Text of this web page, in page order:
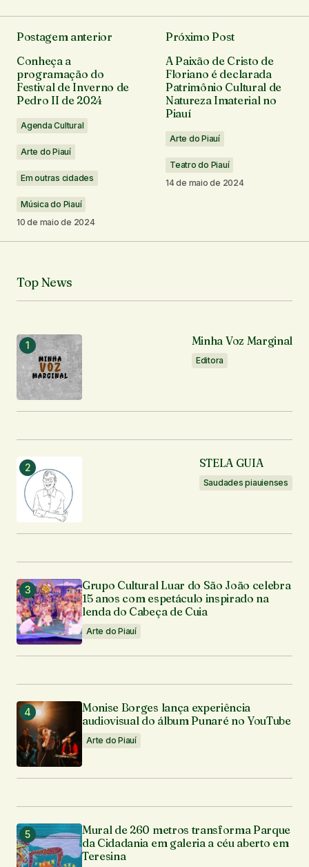
O seu endereço de e-mail não será publicado.
Campos obrigatórios são marcados com*
Comentário*
Enviar comentário
Postagem anterior
Conheça a
programação do
Festival de Inverno de
Pedro II de 2024
Agenda Cultural
Arte do Piauí
Em outras cidades
Música do Piauí
10 de maio de 2024
Próximo Post
A Paixão de Cristo de
Floriano é declarada
Patrimônio Cultural de
Natureza Imaterial no
Piauí
Arte do Piauí
Teatro do Piauí
14 de maio de 2024
Top News
Minha Voz Marginal
Editora
STELA GUIA
Saudades piauienses
Grupo Cultural Luar do São João celebra
15 anos com espetáculo inspirado na
lenda do Cabeça de Cuia
Arte do Piauí
Monise Borges lança experiência
audiovisual do álbum Punaré no YouTube
Arte do Piauí
Mural de 260 metros transforma Parque
da Cidadania em galeria a céu aberto em
Teresina